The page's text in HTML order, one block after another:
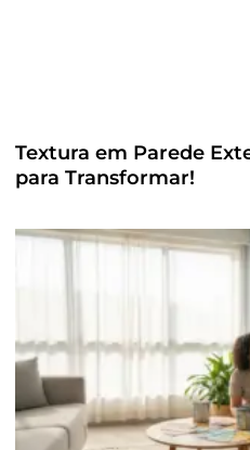
Textura em Parede
para Transformar!